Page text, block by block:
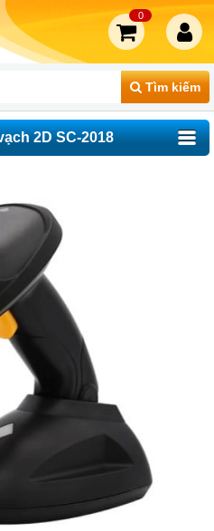
Tìm kiếm
0
2D SC-2018